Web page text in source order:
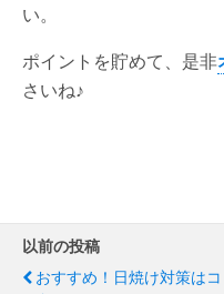
い。
ポイントを貯めて、是非
さいね♪
以前の投稿
おすすめ！日焼け対策はコ